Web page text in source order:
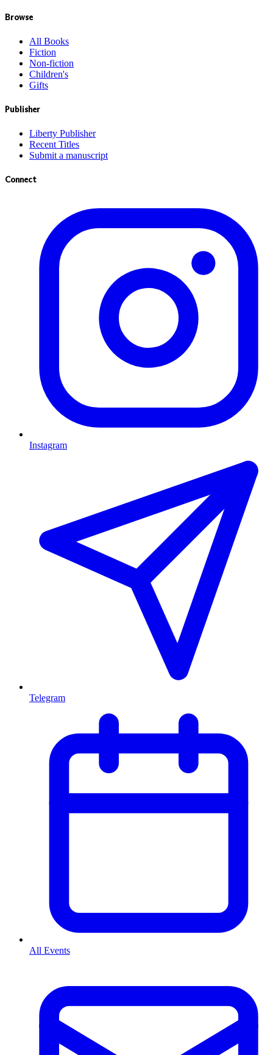
Browse
All Books
Fiction
Non-fiction
Children's
Gifts
Publisher
Liberty Publisher
Recent Titles
Submit a manuscript
Connect
Instagram
Telegram
All Events